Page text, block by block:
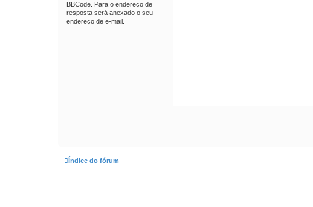
BBCode. Para o endereço de
resposta será anexado o seu
endereço de e-mail.
Índice do fórum